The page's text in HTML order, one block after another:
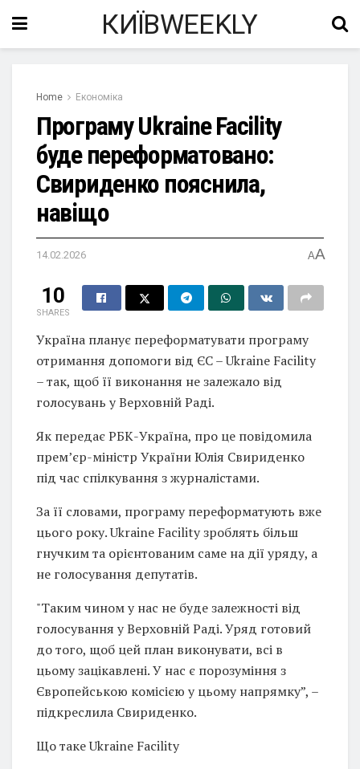
КИЇВWEEKLY
Home Економіка
Програму Ukraine Facility
буде переформатовано:
Свириденко пояснила,
навіщо
14.02.2026 AA
10
SHARES
Україна планує переформатувати програму
отримання допомоги від ЄС – Ukraine Facility
– так, щоб її виконання не залежало від
голосувань у Верховній Раді.
Як передає РБК-Україна, про це повідомила
прем’єр-міністр України Юлія Свириденко
під час спілкування з журналістами.
За її словами, програму переформатують вже
цього року. Ukraine Facility зроблять більш
гнучким та орієнтованим саме на дії уряду, а
не голосування депутатів.
"Таким чином у нас не буде залежності від
голосування у Верховній Раді. Уряд готовий
до того, щоб цей план виконувати, всі в
цьому зацікавлені. У нас є порозуміння з
Європейською комісією у цьому напрямку”, –
підкреслила Свириденко.
Що таке Ukraine Facility